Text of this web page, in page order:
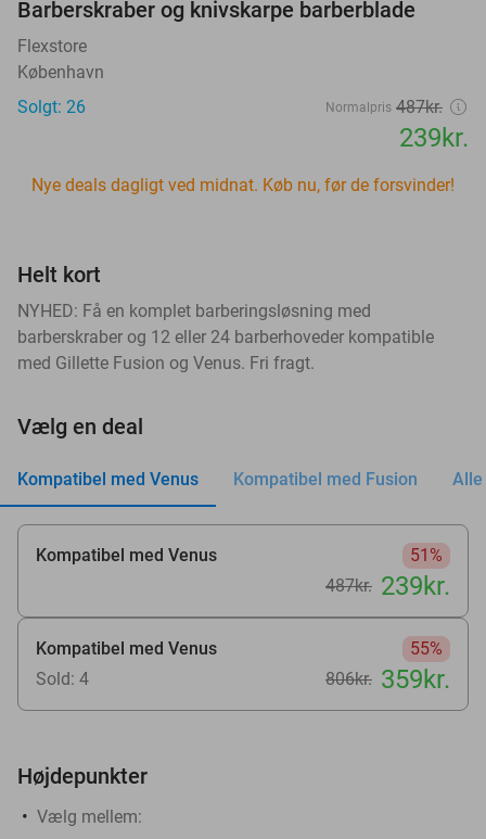
Barberskraber og knivskarpe barberblade
Flexstore
København
Solgt: 26
Normalpris 487kr.
239kr.
Nye deals dagligt ved midnat. Køb nu, før de forsvinder!
Helt kort
NYHED: Få en komplet barberingsløsning med
barberskraber og 12 eller 24 barberhoveder kompatible
med Gillette Fusion og Venus. Fri fragt.
Vælg en deal
Kompatibel med Venus Kompatibel med Fusion Alle
Kompatibel med Venus
51%
487kr. 239kr.
Kompatibel med Venus
55%
Sold: 4
806kr. 359kr.
Højdepunkter
Vælg mellem: